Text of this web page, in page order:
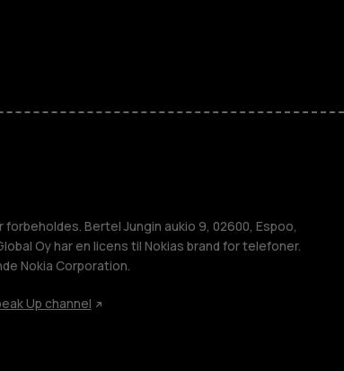
Bertel Jungin aukio 9, 02600, Espoo,
Oy har en licens til Nokias brand for telefoner.
Nokia Corporation.
Up channel